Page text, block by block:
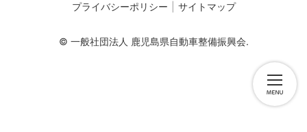
プライバシーポリシー サイトマップ
© 一般社団法人 鹿児島県自動車整備振興会.